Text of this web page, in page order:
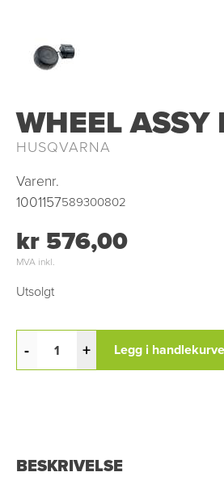
WHEEL ASSY
HUSQVARNA
Varenr.
1001157589300802
kr 576,00
MVA inkl.
Utsolgt
- + Legg i
BESKRIVELSE